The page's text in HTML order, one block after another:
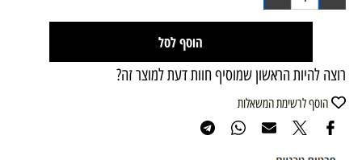
הוסף לסל
רוצה להיות הראשון שמוסיף חוות דעת למוצר זה?
הוסף לרשימת המשאלות